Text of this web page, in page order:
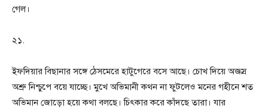
গেল।
২১.
ইফদিয়ার বিছানার সঙ্গে ঠেসমেরে হাটুগেরে বসে আছে। চোখ দিয়ে অজস্র
অশ্রু নিশ্চুপে বয়ে যাচ্ছে। মুখে অভিমানী কথন না ফুটলেও মনের গহীনে শত
অভিমান জোড়ো হয়ে কথা বলছে। চিৎকার করে কাঁদছে তারা। যার